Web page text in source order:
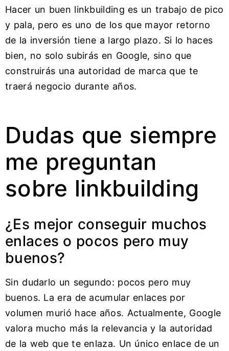
Hacer un buen linkbuilding es un trabajo de pico
y pala, pero es uno de los que mayor retorno
de la inversión tiene a largo plazo. Si lo haces
bien, no solo subirás en Google, sino que
construirás una autoridad de marca que te
traerá negocio durante años.
Dudas que siempre
me preguntan
sobre linkbuilding
¿Es mejor conseguir muchos
enlaces o pocos pero muy
buenos?
Sin dudarlo un segundo: pocos pero muy
buenos. La era de acumular enlaces por
volumen murió hace años. Actualmente, Google
valora mucho más la relevancia y la autoridad
de la web que te enlaza. Un único enlace de un